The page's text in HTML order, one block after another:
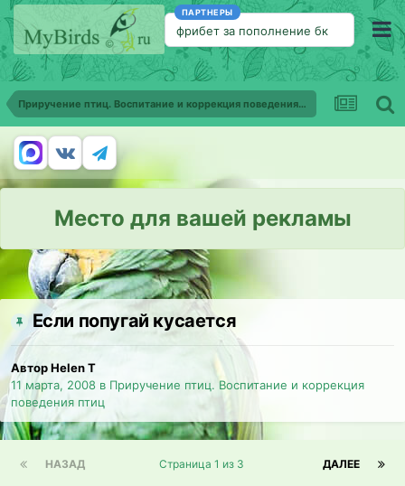
ПАРТНЕРЫ
фрибет за пополнение бк
Приручение птиц. Воспитание и коррекция поведения птиц
Место для вашей рекламы
Если попугай кусается
Автор Helen T
11 марта, 2008 в Приручение птиц. Воспитание и коррекция
поведения птиц
НАЗАД ДАЛЕЕ
Страница 1 из 3